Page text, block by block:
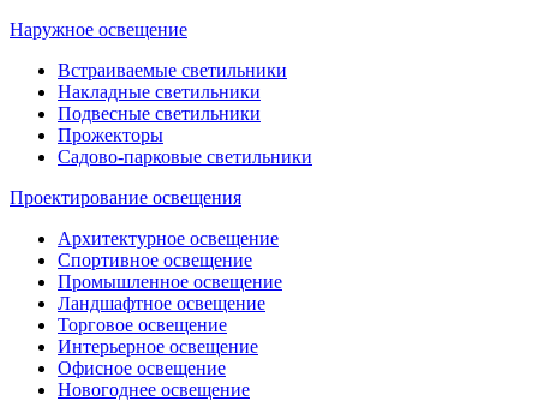
Наружное освещение
Встраиваемые светильники
Накладные светильники
Подвесные светильники
Прожекторы
Садово-парковые светильники
Проектирование освещения
Архитектурное освещение
Спортивное освещение
Промышленное освещение
Ландшафтное освещение
Торговое освещение
Интерьерное освещение
Офисное освещение
Новогоднее освещение